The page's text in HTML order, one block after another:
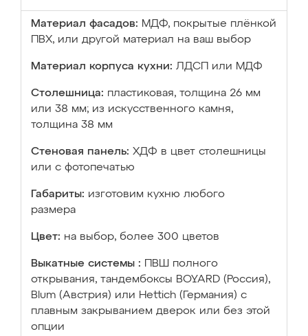
Материал фасадов: МДФ, покрытые плёнкой
ПВХ, или другой материал на ваш выбор
Материал корпуса кухни: ЛДСП или МДФ
Столешница: пластиковая, толщина 26 мм
или 38 мм; из искусственного камня,
толщина 38 мм
Стеновая панель: ХДФ в цвет столешницы
или с фотопечатью
Габариты: изготовим кухню любого
размера
Цвет: на выбор, более 300 цветов
Выкатные системы :
ПВШ полного
открывания, тандембоксы BOYARD (Россия),
Blum (Австрия) или Hettich (Германия) с
плавным закрыванием дверок или без этой
опции